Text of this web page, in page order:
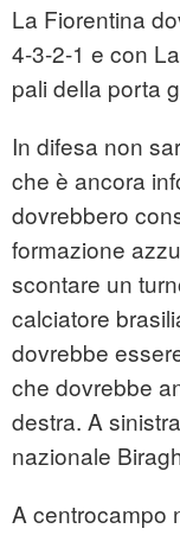
La Fiorentina
4-3-2-1 e con
pali della porta
In difesa non
che è ancora
dovrebbero
formazione
scontare un
calciatore
dovrebbe
che dovrebbe
destra. A
nazionale
A centrocampo